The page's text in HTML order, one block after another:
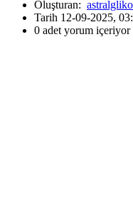
Oluşturan:
Tarih 12-09-2025,
0 adet yorum içeriyor